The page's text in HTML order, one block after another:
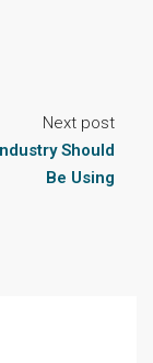
Next post
Should
Be Using